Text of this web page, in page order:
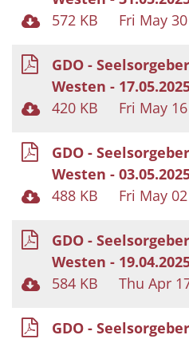
572 KB
Fri May
GDO -
Westen -
420 KB
Fri May
GDO -
Westen -
488 KB
Fri May
GDO -
Westen -
584 KB
Thu Apr
GDO -